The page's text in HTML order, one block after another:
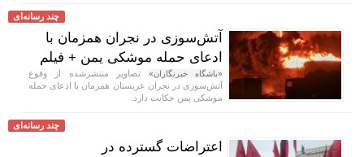
چند رسانه‌ای
آتش‌سوزی در نجران همزمان با
ادعای حمله موشکی یمن + فیلم
«باشگاه خبرنگاران» تصاویر منتشرشده از وقوع
آتش‌سوزی در نجران عربستان همزمان با ادعای حمله
موشکی یمن حکایت دارد.
چند رسانه‌ای
اعتراضات گسترده در